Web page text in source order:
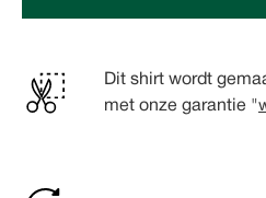
Dit shirt wordt
met onze garantie "